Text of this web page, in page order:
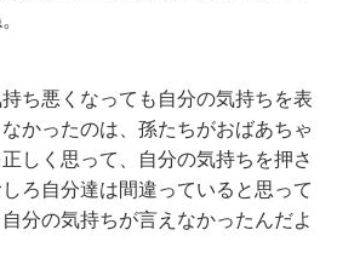
ち悪くなっても自分の気持ちを表
かったのは、孫たちがおばあちゃ
しく思って、自分の気持ちを押さ
ろ自分達は間違っていると思って
分の気持ちが言えなかったんだよ